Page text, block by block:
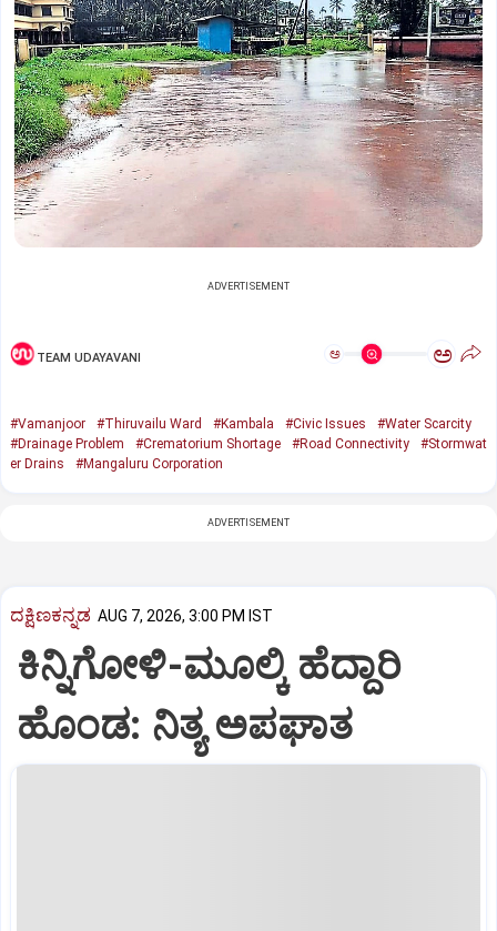
ADVERTISEMENT
TEAM UDAYAVANI ಅ ಅ
#Vamanjoor #Thiruvailu Ward #Kambala #Civic Issues
#Water Scarcity
#Drainage Problem
#Crematorium Shortage #Road Connectivity
#Stormwat
er Drains
#Mangaluru Corporation
ADVERTISEMENT
ದಕ್ಷಿಣಕನ್ನಡ AUG 7, 2026, 3:00 PM IST
ಕಿನ್ನಿಗೋಳಿ-ಮೂಲ್ಕಿ ಹೆದ್ದಾರಿ
ಹೊಂಡ: ನಿತ್ಯ ಅಪಘಾತ